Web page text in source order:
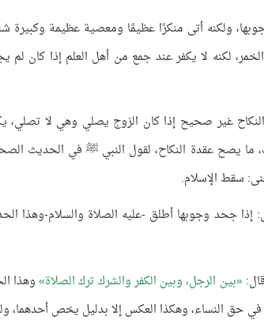
ولكنه أتى منكرًا عظيمًا ومعصية عظيمة وكبيرة
لكنه لا يكفر عند جمع من أهل العلم إذا كان لم
غير صحيح إذا كان الزوج يصلي وهي لا تصلي،
يصح عقدة النكاح، لقول النبي ﷺ في الحديث
سقط الإسلام.
إذا جحد وجوبها أطلق -عليه الصلاة والسلام-وهذا
بين الرجل، وبين الكفر والشرك ترك الصلاة وهذا
في حق النساء، وهكذا العكس إلا بدليل يخص أحدهما،